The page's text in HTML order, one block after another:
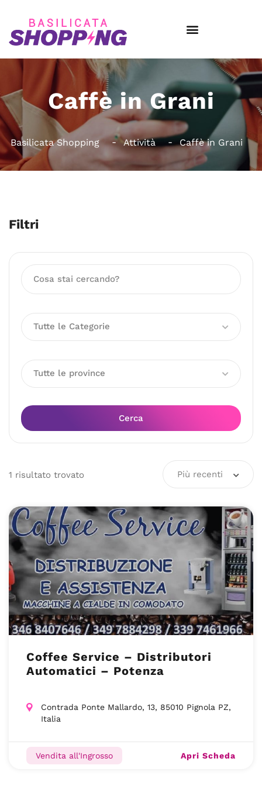
Caffè in Grani
Basilicata Shopping Attività Caffè in Grani
Filtri
Tutte le Categorie
Tutte le province
Cerca
1 risultato trovato Più recenti
Coffee Service – Distributori
Automatici – Potenza
Contrada Ponte Mallardo, 13, 85010 Pignola PZ,
Italia
Vendita all'Ingrosso Apri Scheda